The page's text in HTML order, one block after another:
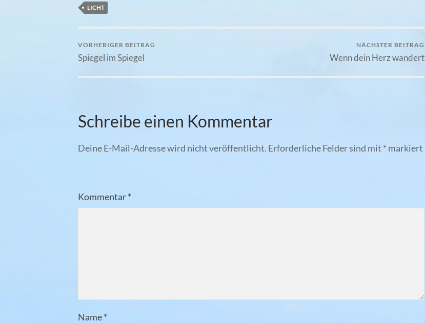
LICHT
VORHERIGER BEITRAG
Spiegel im Spiegel
NÄCHSTER BEITRAG
Wenn dein Herz wandert
Schreibe einen Kommentar
Deine E-Mail-Adresse wird nicht veröffentlicht. Erforderliche Felder sind mit * markiert
Kommentar*
Name*